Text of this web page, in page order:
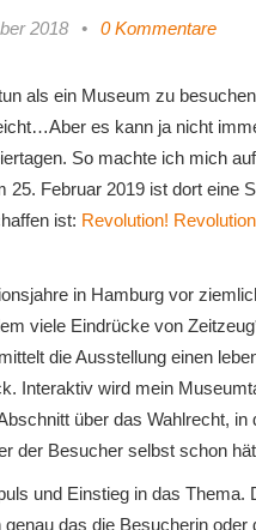
2018 • 0 Kommentare
als ein Museum zu
es kann ja nicht
So machte ich mich
25. Februar 2019 ist dort eine
ist: Revolution!
in Hamburg vor
viele Eindrücke von
die Ausstellung einen
Interaktiv wird mein
über das Wahlrecht, in
der Besucher selbst schon
und Einstieg in das Thema.
das die Besucherin oder